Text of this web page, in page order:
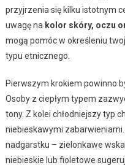
przyjrzenia się kilku istotnym
uwagę na kolor skóry, oczu
mogą pomóc w określeniu
typu etnicznego.
Pierwszym krokiem powinno
Osoby z ciepłym typem
tony. Z kolei chłodniejszy typ
niebieskawymi
nadgarstku – zielonkawe
niebieskie lub fioletowe